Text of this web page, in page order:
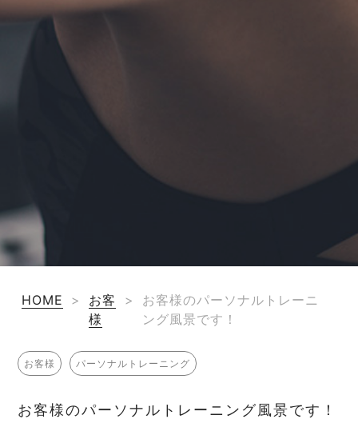
HOME >
お客
様
>
お客様のパーソナルトレーニ
ング風景です！
お客様 パーソナルトレーニング
お客様のパーソナルトレーニング風景です！